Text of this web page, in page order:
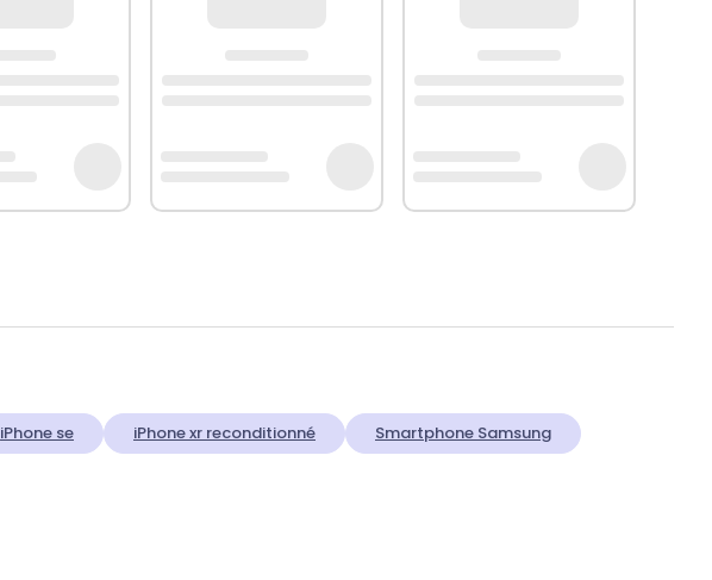
iPhone se iPhone xr reconditionné
Smartphone Samsung